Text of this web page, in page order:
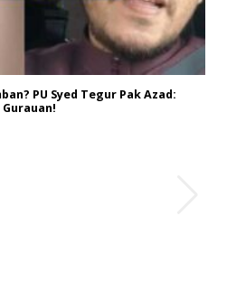
PU Syed Tegur Pak Azad: